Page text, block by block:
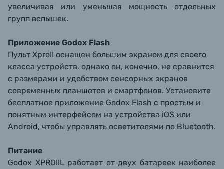
увеличивая или уменьшая мощность отдельных
групп вспышек.
Приложение Godox Flash
Пульт XproII оснащен большим экраном для своего
класса устройств, однако он, конечно, не сравнится
с размерами и удобством сенсорных экранов
современных планшетов и смартфонов. Установите
бесплатное приложение Godox Flash с простым и
понятным интерфейсом на устройства iOS или
Android, чтобы управлять осветителями по Bluetooth.
Питание
Godox XPROIIL работает от двух батареек наиболее